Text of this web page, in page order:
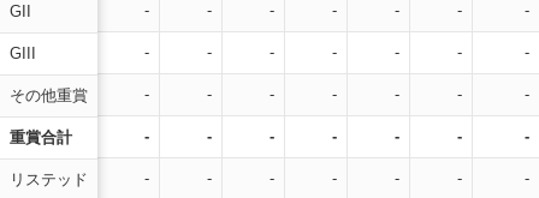
GII
GIII
その他重賞
重賞合計
リステッド
- - - - - - -
- - - - - - -
- - - - - - -
- - - - - - -
- - - - - - -